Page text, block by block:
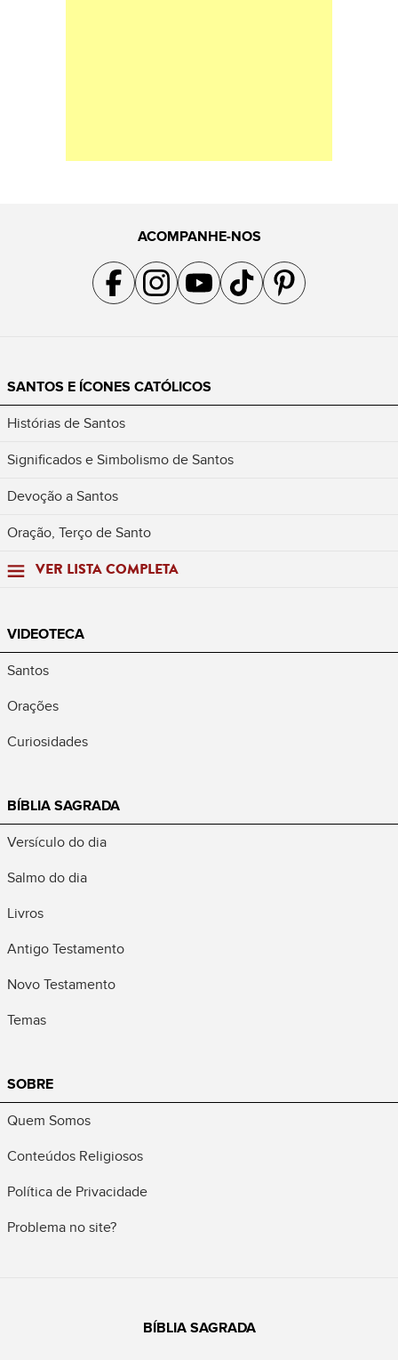
ACOMPANHE-NOS
Acompanhe a gente no Facebook
Acompanhe a gente no Instagram
Acompanhe a gente no YouTube
Acompanhe a gente no TikTok
Acompanhe a gente no
SANTOS E ÍCONES CATÓLICOS
Histórias de Santos
Significados e Simbolismo de Santos
Devoção a Santos
Oração, Terço de Santo
VER LISTA COMPLETA
VIDEOTECA
Santos
Orações
Curiosidades
BÍBLIA SAGRADA
Versículo do dia
Salmo do dia
Livros
Antigo Testamento
Novo Testamento
Temas
SOBRE
Quem Somos
Conteúdos Religiosos
Política de Privacidade
Problema no site?
BÍBLIA SAGRADA